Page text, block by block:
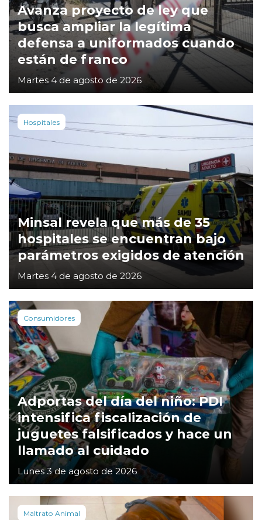
Avanza proyecto de ley que
busca ampliar la legítima
defensa a uniformados cuando
están de franco
Martes 4 de agosto de 2026
Hospitales
Minsal revela que más de 35
hospitales se encuentran bajo
parámetros exigidos de atención
Martes 4 de agosto de 2026
Consumidores
Adportas del día del niño: PDI
intensifica fiscalización de
juguetes falsificados y hace un
llamado al cuidado
Lunes 3 de agosto de 2026
Maltrato Animal